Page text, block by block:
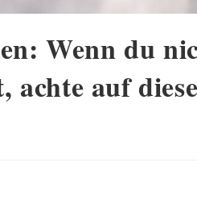
Wenn du
achte auf